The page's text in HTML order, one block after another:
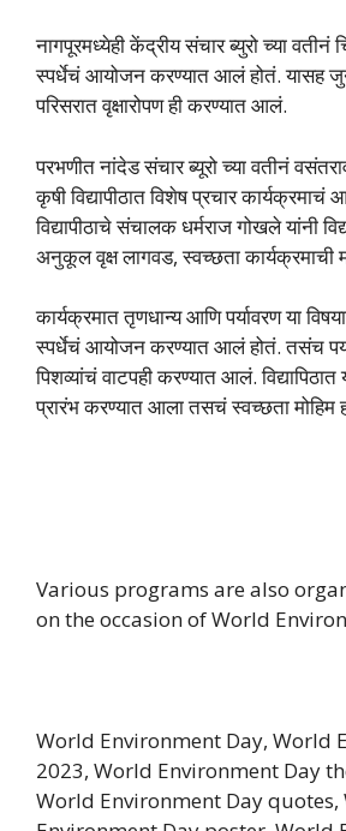
नागपूरमध्येही केंद्रीय संचार ब्युरो च्या वतीनं
स्पर्धेचं आयोजन करण्यात आलं होतं. यासह
परिसरात वृक्षारोपण ही करण्यात आलं.
परभणीत नांदेड संचार ब्यूरो च्या वतीनं
कृषी विद्यापीठात विशेष प्रचार
विद्यापीठाचे संचालक धर्मराज गोखले यांनी
अनुकूल वृक्ष लागवड, स्वच्छता कार्यक्रमाची
कार्यक्रमात तृणधान्य आणि पर्यावरण या
स्पर्धेचं आयोजन करण्यात आलं होतं. तसंच
पिशव्यांचं वाटपही करण्यात आलं. विद्यापिठात
प्रारंभ करण्यात आला तसचं स्वच्छता मोहिम
Various programs are also
on the occasion of World
World Environment Day, World
2023, World Environment Day
World Environment Day quotes,